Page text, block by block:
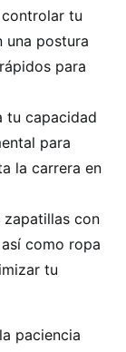
tu
una postura
para
tu capacidad
para
la carrera en
zapatillas con
como ropa
tu
paciencia